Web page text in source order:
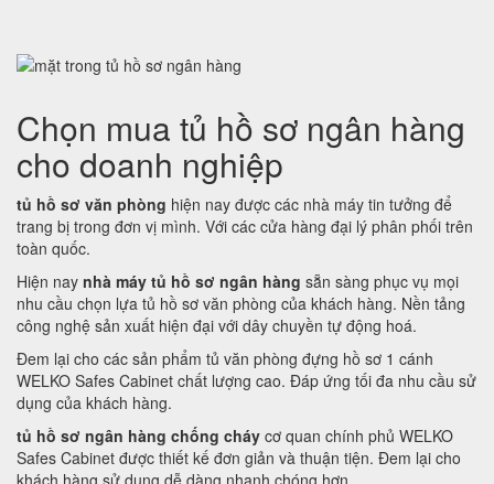
Chọn mua tủ hồ sơ ngân hàng
cho doanh nghiệp
tủ hồ sơ văn phòng hiện nay được các nhà máy tin tưởng để
trang bị trong đơn vị mình. Với các cửa hàng đại lý phân phối trên
toàn quốc.
Hiện nay nhà máy tủ hồ sơ ngân hàng sẵn sàng phục vụ mọi
nhu cầu chọn lựa tủ hồ sơ văn phòng của khách hàng. Nền tảng
công nghệ sản xuất hiện đại với dây chuyền tự động hoá.
Đem lại cho các sản phẩm tủ văn phòng đựng hồ sơ 1 cánh
WELKO Safes Cabinet chất lượng cao. Đáp ứng tối đa nhu cầu sử
dụng của khách hàng.
tủ hồ sơ ngân hàng chống cháy cơ quan chính phủ WELKO
Safes Cabinet được thiết kế đơn giản và thuận tiện. Đem lại cho
khách hàng sử dụng dễ dàng nhanh chóng hơn.